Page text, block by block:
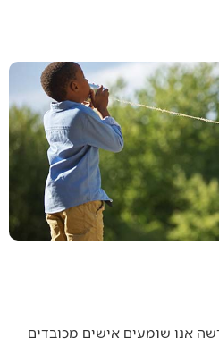
אנו שומעים אישים מכובדים